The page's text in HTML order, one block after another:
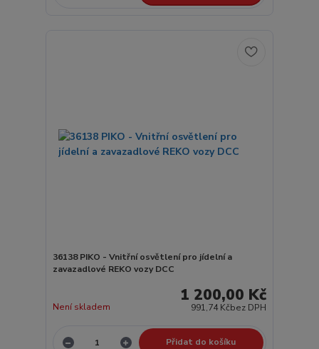
36138 PIKO - Vnitřní osvětlení pro jídelní a
zavazadlové REKO vozy DCC
1 200,00 Kč
991,74 Kčbez DPH
Není skladem
Přidat do košíku